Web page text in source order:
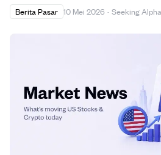
Berita Pasar 10 Mei 2026 · Seeking Alpha